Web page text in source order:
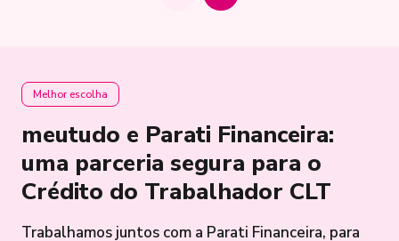
Melhor escolha
meutudo e Parati Financeira:
uma parceria segura para o
Crédito do Trabalhador CLT
Trabalhamos juntos com a Parati Financeira, para